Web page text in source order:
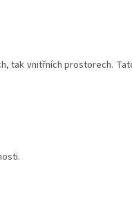
tak vnitřních prostorech.